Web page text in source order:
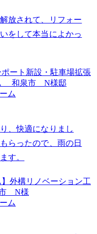
放されて、リフォー
をして本当によかっ
ム
、快適になりまし
らったので、雨の日
す。
ム